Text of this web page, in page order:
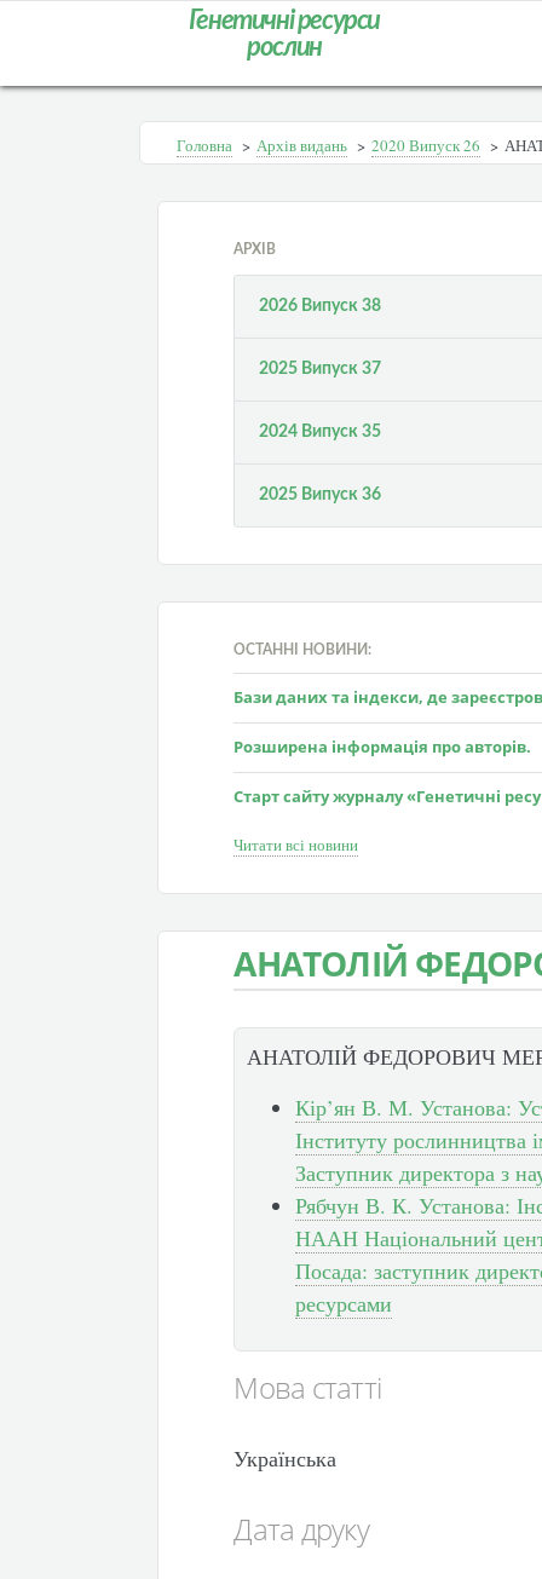
Генетичні ресурси
рослин
Головна > Архів видань > 2020 Випуск 26 >
АРХІВ
2026 Випуск 38
2025 Випуск 37
2024 Випуск 35
2025 Випуск 36
ОСТАННІ НОВИНИ:
Бази даних та індекси, де
Розширена інформація про авторів.
Старт сайту журналу «Генетичні
Читати всі новини
АНАТОЛІЙ
АНАТОЛІЙ ФЕДОРОВИЧ
Кір’ян В. М. Установа:
Інституту
Заступник директора з
Рябчун В. К. Установа:
НААН Національний
Посада: заступник
ресурсами
Мова статті
Українська
Дата друку